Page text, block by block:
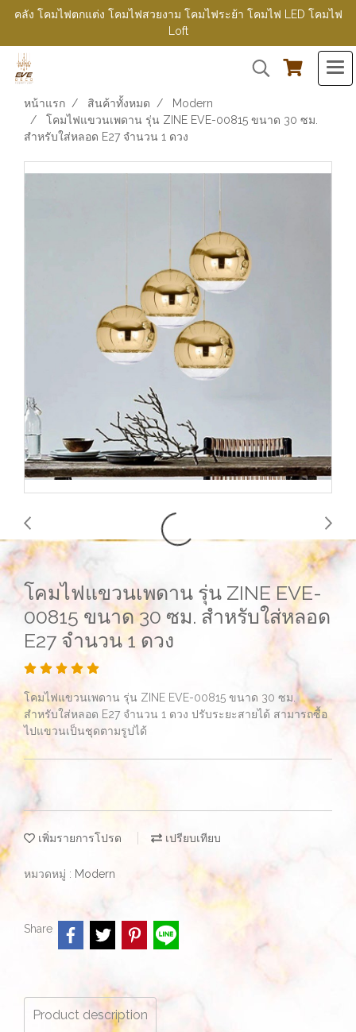
คลัง โคมไฟตกแต่ง โคมไฟสวยงาม โคมไฟระย้า โคมไฟ LED โคมไฟ
Loft
หน้าแรก สินค้าทั้งหมด
Modern
โคมไฟแขวนเพดาน รุ่น ZINE EVE-00815 ขนาด 30 ซม.
สำหรับใส่หลอด E27 จำนวน 1 ดวง
โคมไฟแขวนเพดาน รุ่น ZINE EVE-
00815 ขนาด 30 ซม. สำหรับใส่หลอด
E27 จำนวน 1 ดวง
โคมไฟแขวนเพดาน รุ่น ZINE EVE-00815 ขนาด 30 ซม.
สำหรับใส่หลอด E27 จำนวน 1 ดวง ปรับระยะสายได้ สามารถซื้อ
ไปแขวนเป็นชุดตามรูปได้
เพิ่มรายการโปรด เปรียบเทียบ
หมวดหมู่ : Modern
Share
Product description